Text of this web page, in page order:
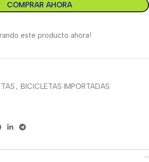
COMPRAR AHORA
este producto ahora!
, BICICLETAS IMPORTADAS